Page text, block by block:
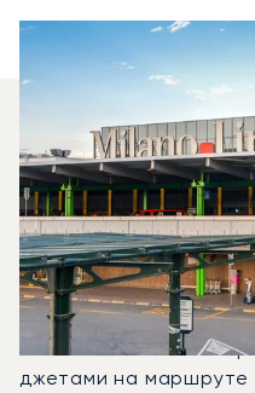
Какие
Я Могу
Цюрихом
В 2025 году Citation
стали наиболее
джетами на